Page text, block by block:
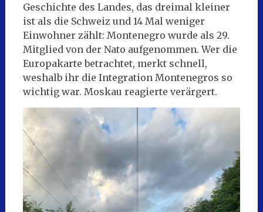
Geschichte des Landes, das dreimal kleiner
ist als die Schweiz und 14 Mal weniger
Einwohner zählt: Montenegro wurde als 29.
Mitglied von der Nato aufgenommen. Wer die
Europakarte betrachtet, merkt schnell,
weshalb ihr die Integration Montenegros so
wichtig war. Moskau reagierte verärgert.